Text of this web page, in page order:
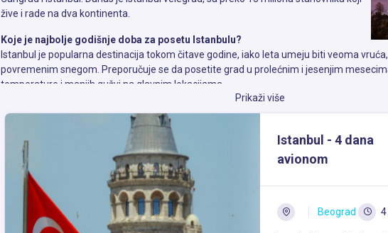
žive i rade na dva kontinenta.
Koje je najbolje godišnje doba za posetu Istanbulu?
Istanbul je popularna destinacija tokom čitave godine, iako leta umeju biti veoma
povremenim snegom. Preporučuje se da posetite grad u prolećnim i jesenjim
temperature i manjih gužvi na glavnim lokacijama
Da li je bezbedno piti vodu sa česme u Istanbulu?
Iako je voda u Istanbulu hlorisana, preporučuje se da pijete flaširanu vodu. Flaširana
relativno jeftina u Istanbulu.
Da li je alkohol dostupan u Istanbulu?
Da. Iako su većina Turaka muslimani, alkohol je lako dostupan u Istanbulu. Posebno je
uz pivo i vino - od kojih su brojne domaće marke. Istanbul takođe ima neke od najboljih
Prikaži više
Istanbul - 4 dana
avionom
Beograd